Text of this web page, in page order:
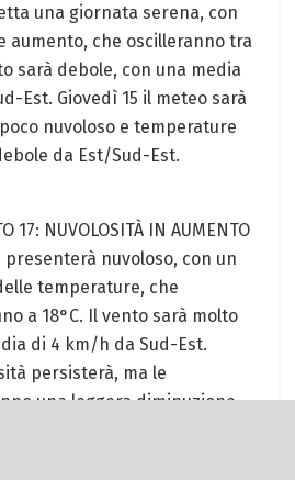
una giornata serena, con
aumento, che oscilleranno tra
sarà debole, con una media
Est. Giovedì 15 il meteo sarà
nuvoloso e temperature
da Est/Sud-Est.
17: NUVOLOSITÀ IN AUMENTO
presenterà nuvoloso, con un
temperature, che
a 18°C. Il vento sarà molto
di 4 km/h da Sud-Est.
persisterà, ma le
una leggera diminuzione,